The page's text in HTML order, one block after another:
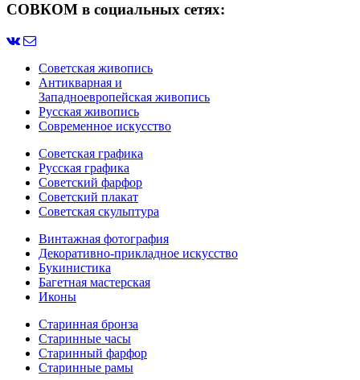
СОВКОМ в социальных сетях:
Советская живопись
Антикварная и
Западноевропейская живопись
Русская живопись
Современное искусство
Советская графика
Русская графика
Советский фарфор
Советский плакат
Советская скульптура
Винтажная фотография
Декоративно-прикладное искусство
Букинистика
Багетная мастерская
Иконы
Старинная бронза
Старинные часы
Старинный фарфор
Старинные рамы